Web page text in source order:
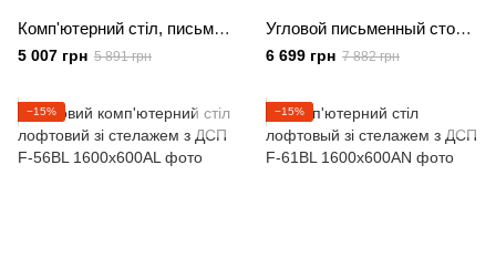
Комп'ютерний стіл, письмовий стіл з 5 поличками з ДСП
5 007 грн 5 891 грн
Угловой письменный стол из металла и ЛДСП с полкой под монитор
6 699 грн 7 882 грн
−15% −15%